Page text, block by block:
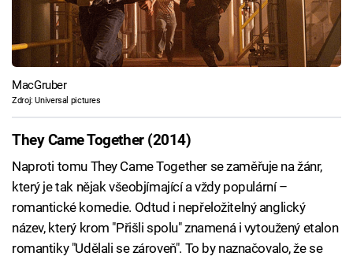
MacGruber
Zdroj: Universal pictures
They Came Together (2014)
Naproti tomu They Came Together se zaměřuje na žánr,
který je tak nějak všeobjímající a vždy populární –
romantické komedie. Odtud i nepřeložitelný anglický
název, který krom "Přišli spolu" znamená i vytoužený etalon
romantiky "Udělali se zároveň". To by naznačovalo, že se